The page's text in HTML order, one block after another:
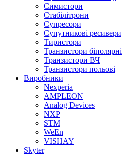
Симистори
Стабілітрони
Супресори
Супутникові ресивери
Тиристори
Транзистори біполярні
Tранзистори ВЧ
Транзистори польові
Виробники
Nexperia
АMPLEON
Analog Devices
NXP
STM
WeEn
VISHAY
Skyter